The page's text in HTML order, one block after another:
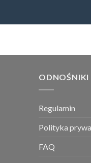
ODNOŚNIKI
Regulamin
Polityka
FAQ